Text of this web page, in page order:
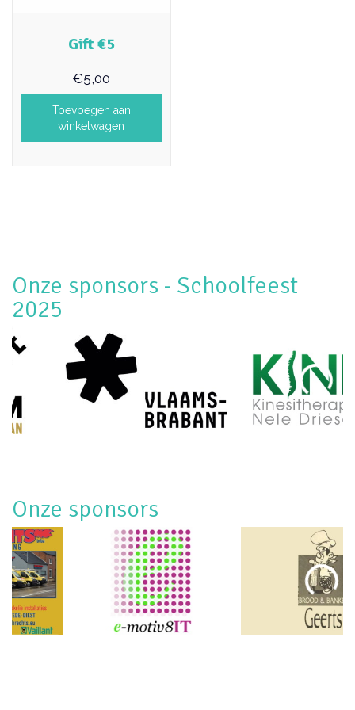
Gift €5
€5,00
Toevoegen aan
winkelwagen
Onze sponsors - Schoolfeest
2025
Onze sponsors